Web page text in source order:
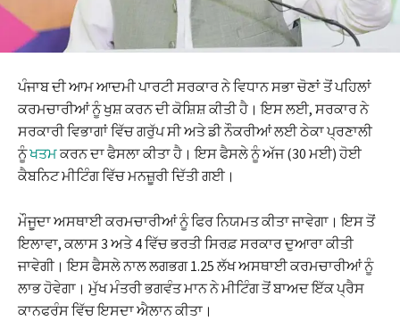
ਪੰਜਾਬ ਦੀ ਆਮ ਆਦਮੀ ਪਾਰਟੀ ਸਰਕਾਰ ਨੇ ਵਿਧਾਨ ਸਭਾ ਚੋਣਾਂ ਤੋਂ ਪਹਿਲਾਂ
ਕਰਮਚਾਰੀਆਂ ਨੂੰ ਖੁਸ਼ ਕਰਨ ਦੀ ਕੋਸ਼ਿਸ਼ ਕੀਤੀ ਹੈ। ਇਸ ਲਈ, ਸਰਕਾਰ ਨੇ
ਸਰਕਾਰੀ ਵਿਭਾਗਾਂ ਵਿੱਚ ਗਰੁੱਪ ਸੀ ਅਤੇ ਡੀ ਨੌਕਰੀਆਂ ਲਈ ਠੇਕਾ ਪ੍ਰਣਾਲੀ
ਨੂੰਖਤਮਕਰਨ ਦਾ ਫੈਸਲਾ ਕੀਤਾ ਹੈ। ਇਸ ਫੈਸਲੇ ਨੂੰ ਅੱਜ (30 ਮਈ) ਹੋਈ
ਕੈਬਨਿਟ ਮੀਟਿੰਗ ਵਿੱਚ ਮਨਜ਼ੂਰੀ ਦਿੱਤੀ ਗਈ।
ਮੌਜੂਦਾ ਅਸਥਾਈ ਕਰਮਚਾਰੀਆਂ ਨੂੰ ਫਿਰ ਨਿਯਮਤ ਕੀਤਾ ਜਾਵੇਗਾ। ਇਸ ਤੋਂ
ਇਲਾਵਾ, ਕਲਾਸ 3 ਅਤੇ 4 ਵਿੱਚ ਭਰਤੀ ਸਿਰਫ਼ ਸਰਕਾਰ ਦੁਆਰਾ ਕੀਤੀ
ਜਾਵੇਗੀ। ਇਸ ਫੈਸਲੇ ਨਾਲ ਲਗਭਗ 1.25 ਲੱਖ ਅਸਥਾਈ ਕਰਮਚਾਰੀਆਂ ਨੂੰ
ਲਾਭ ਹੋਵੇਗਾ। ਮੁੱਖ ਮੰਤਰੀ ਭਗਵੰਤ ਮਾਨ ਨੇ ਮੀਟਿੰਗ ਤੋਂ ਬਾਅਦ ਇੱਕ ਪ੍ਰੈਸ
ਕਾਨਫਰੰਸ ਵਿੱਚ ਇਸਦਾ ਐਲਾਨ ਕੀਤਾ।